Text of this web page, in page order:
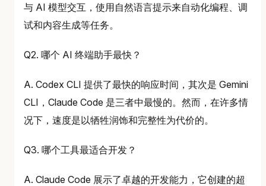
与 AI 模型交互，使用自然语言提示来自动化编程、调
试和内容生成等任务。
Q2. 哪个 AI 终端助手最快？
A. Codex CLI 提供了最快的响应时间，其次是 Gemini
CLI，Claude Code 是三者中最慢的。然而，在许多情
况下，速度是以牺牲润饰和完整性为代价的。
Q3. 哪个工具最适合开发？
A. Claude Code 展示了卓越的开发能力，它创建的超